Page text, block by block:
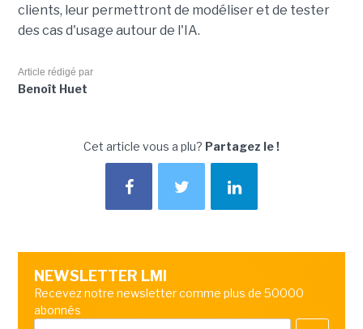
clients, leur permettront de modéliser et de tester
des cas d'usage autour de l'IA.
Article rédigé par
Benoît Huet
Cet article vous a plu? Partagez le !
NEWSLETTER LMI
Recevez notre newsletter comme plus de 50000
abonnés